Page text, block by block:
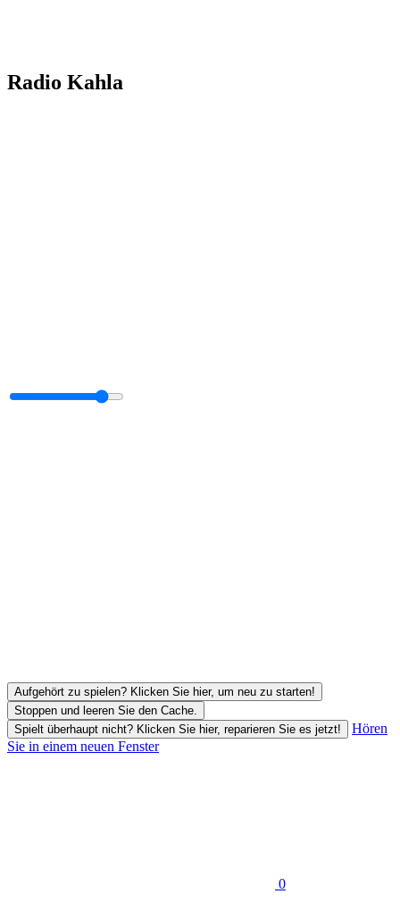
Radio Kahla
Aufgehört zu spielen? Klicken Sie hier, um neu zu starten!
Stoppen und leeren Sie den Cache.
Spielt überhaupt nicht? Klicken Sie hier, reparieren Sie es jetzt!
Hören
Sie in einem neuen Fenster
0